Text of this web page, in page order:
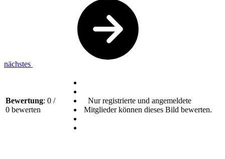
nächstes
Bewertung: 0 /
0 bewerten
Nur registrierte und angemeldete
Mitglieder können dieses Bild bewerten.